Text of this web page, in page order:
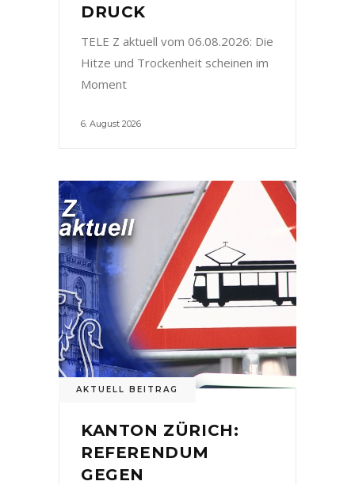
DRUCK
TELE Z aktuell vom 06.08.2026: Die
Hitze und Trockenheit scheinen im
Moment
6. August 2026
AKTUELL BEITRAG
KANTON ZÜRICH:
REFERENDUM
GEGEN